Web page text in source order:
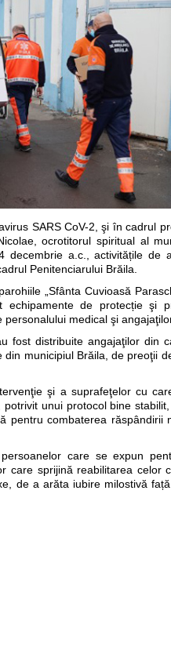
SARS CoV-2, şi în cadrul
ocrotitorul spiritual al
decembrie a.c., activitățile de
Penitenciarului Brăila.
„Sfânta Cuvioasă
echipamente de protecție şi
medical şi
fost distribuite angajaţilor din
municipiul Brăila, de preoţii
şi a suprafeţelor cu
unui protocol bine
pentru combaterea răspândirii
care se expun
care sprijină reabilitarea celor
de a arăta iubire milostivă